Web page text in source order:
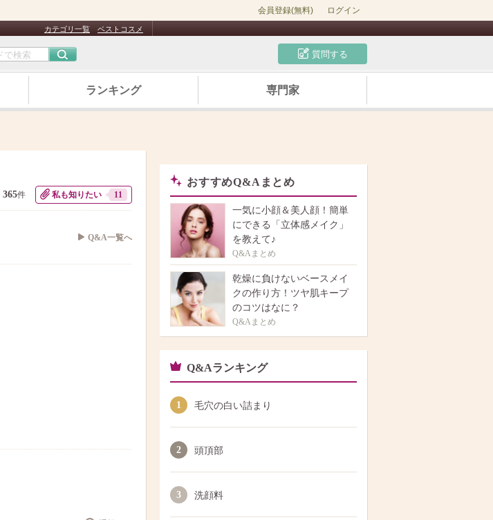
会員登録(無料) ログイン
カテゴリ一覧 ベストコスメ
質問する
ランキング 専門家
365件 私も知りたい 11
Q&A一覧へ
おすすめQ&Aまとめ
一気に小顔＆美人顔！簡単
にできる「立体感メイク」
を教えて♪
Q&Aまとめ
乾燥に負けないベースメイ
クの作り方！ツヤ肌キープ
のコツはなに？
Q&Aまとめ
Q&Aランキング
1 毛穴の白い詰まり
2 頭頂部
3 洗顔料